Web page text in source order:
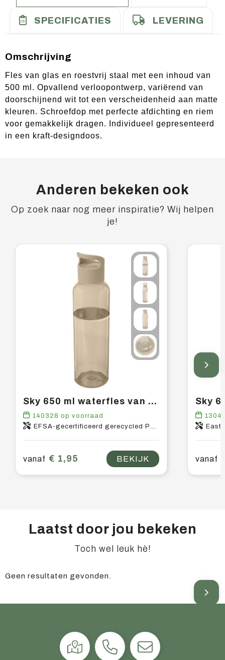
SPECIFICATIES LEVERING
Omschrijving
Fles van glas en roestvrij staal met een inhoud van
500 ml. Opvallend verloopontwerp, variërend van
doorschijnend wit tot een verscheidenheid aan matte
kleuren. Schroefdop met perfecte afdichting en riem
voor gemakkelijk dragen. Individueel gepresenteerd
in een kraft-designdoos.
Anderen bekeken ook
Op zoek naar nog meer inspiratie? Wij helpen
je!
Sky 650 ml waterfles van gerecycled plastic
140328 op voorraad
EFSA-gecertificeerd gerecycled PET-kunststof, PP-kunststof
vanaf € 1,95 BEKIJK vanaf
Laatst door jou bekeken
Toch wel leuk hè!
Geen resultaten gevonden.